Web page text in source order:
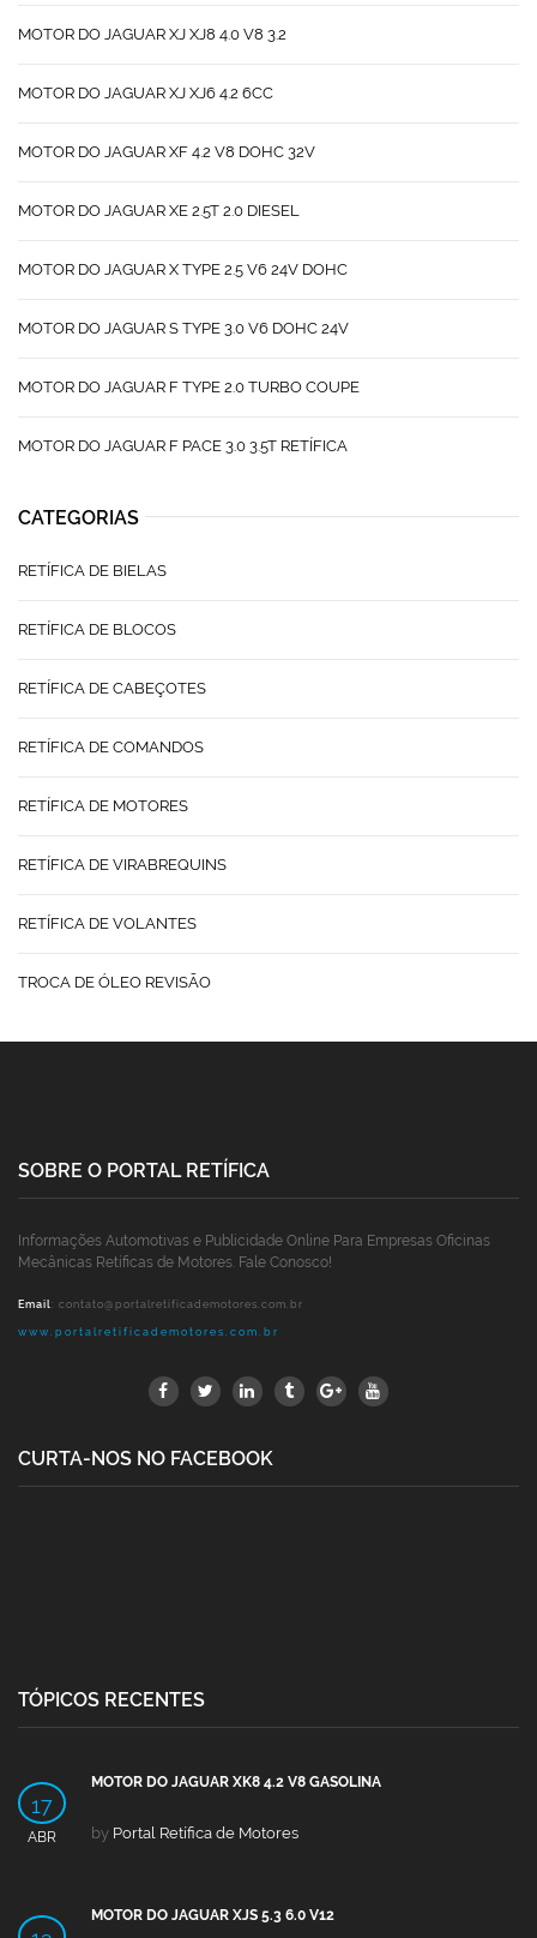
MOTOR DO JAGUAR XJ XJ8 4.0 V8 3.2
MOTOR DO JAGUAR XJ XJ6 4.2 6CC
MOTOR DO JAGUAR XF 4.2 V8 DOHC 32V
MOTOR DO JAGUAR XE 2.5T 2.0 DIESEL
MOTOR DO JAGUAR X TYPE 2.5 V6 24V DOHC
MOTOR DO JAGUAR S TYPE 3.0 V6 DOHC 24V
MOTOR DO JAGUAR F TYPE 2.0 TURBO COUPE
MOTOR DO JAGUAR F PACE 3.0 3.5T RETÍFICA
CATEGORIAS
RETÍFICA DE BIELAS
RETÍFICA DE BLOCOS
RETÍFICA DE CABEÇOTES
RETÍFICA DE COMANDOS
RETÍFICA DE MOTORES
RETÍFICA DE VIRABREQUINS
RETÍFICA DE VOLANTES
TROCA DE ÓLEO REVISÃO
SOBRE O PORTAL RETÍFICA
Informações Automotivas e Publicidade Online Para Empresas Oficinas
Mecânicas Retíficas de Motores. Fale Conosco!
Email: contato@portalretificademotores.com.br
www.portalretificademotores.com.br
CURTA-NOS NO FACEBOOK
TÓPICOS RECENTES
17
ABR
MOTOR DO JAGUAR XK8 4.2 V8 GASOLINA
by Portal Retífica de Motores
MOTOR DO JAGUAR XJS 5.3 6.0 V12